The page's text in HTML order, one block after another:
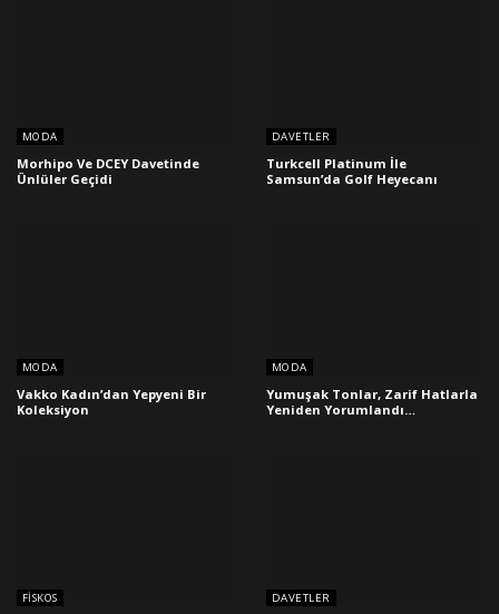
MODA
Morhipo Ve DCEY Davetinde
Ünlüler Geçidi
DAVETLER
Turkcell Platinum İle
Samsun’da Golf Heyecanı
MODA
Vakko Kadın’dan Yepyeni Bir
Koleksiyon
MODA
Yumuşak Tonlar, Zarif Hatlarla
Yeniden Yorumlandı…
FISKOS DAVETLER